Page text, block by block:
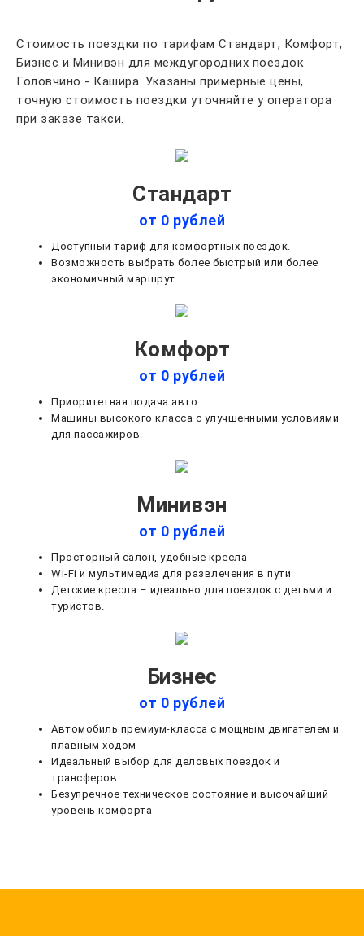
Стоимость поездки по тарифам Стандарт, Комфорт,
Бизнес и Минивэн для междугородних поездок
Головчино - Кашира. Указаны примерные цены,
точную стоимость поездки уточняйте у оператора
при заказе такси.
Стандарт
от 0 рублей
Доступный тариф для комфортных поездок.
Возможность выбрать более быстрый или более
экономичный маршрут.
Комфорт
от 0 рублей
Приоритетная подача авто
Машины высокого класса с улучшенными условиями
для пассажиров.
Минивэн
от 0 рублей
Просторный салон, удобные кресла
Wi-Fi и мультимедиа для развлечения в пути
Детские кресла – идеально для поездок с детьми и
туристов.
Бизнес
от 0 рублей
Автомобиль премиум-класса с мощным двигателем и
плавным ходом
Идеальный выбор для деловых поездок и
трансферов
Безупречное техническое состояние и высочайший
уровень комфорта